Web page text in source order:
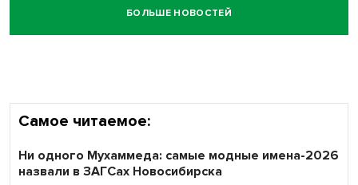
Честный выбор: видеонаблюдение обеспечит
объективность результатов ЕДГ в Новосибирской
БОЛЬШЕ НОВОСТЕЙ
Самое читаемое:
Ни одного Мухаммеда: самые модные имена-2026
назвали в ЗАГСах Новосибирска